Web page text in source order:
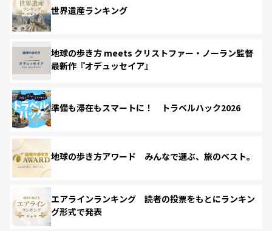
世界遺産ランキング
地球の歩き方 meets クリストファー・ノーラン監督
最新作『オデュッセイア』
準備も滞在もスマートに！ トラベルハック2026
地球の歩き方アワード みんなで選ぶ、旅のベスト。
エアラインランキング 読者の投票をもとにランキン
グ形式で発表